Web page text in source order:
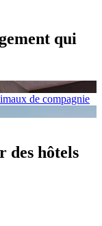
qui
de compagnie
des hôtels